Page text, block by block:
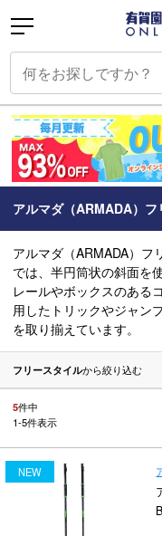
アルマダ（ARMADA）
アルマダ（ARMADA）フ
では、半円筒状の斜面を
レールやボックスのある
用したトリックやジャン
を取り揃えています。
フリースタイルから絞り込む
5件中
1-5件表示
NEW